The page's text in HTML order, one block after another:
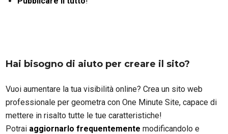
Hai bisogno di aiuto per creare il sito?
Vuoi aumentare la tua visibilità online? Crea un sito web
professionale per geometra con One Minute Site, capace di
mettere in risalto tutte le tue caratteristiche!
Potrai aggiornarlo frequentemente modificandolo e